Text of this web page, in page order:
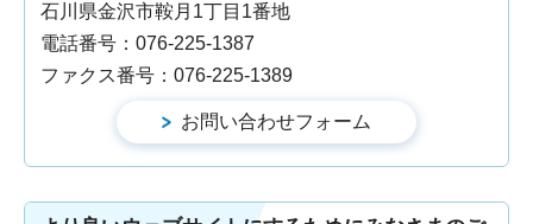
石川県金沢市鞍月1丁目1番地
電話番号：076-225-1387
ファクス番号：076-225-1389